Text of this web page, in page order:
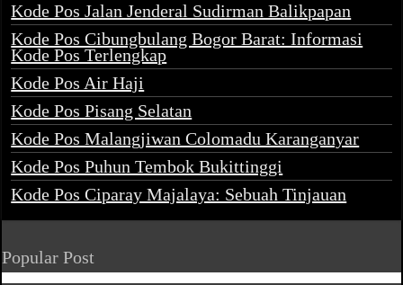
Kode Pos Jalan Jenderal Sudirman Balikpapan
Kode Pos Cibungbulang Bogor Barat: Informasi
Kode Pos Terlengkap
Kode Pos Air Haji
Kode Pos Pisang Selatan
Kode Pos Malangjiwan Colomadu Karanganyar
Kode Pos Puhun Tembok Bukittinggi
Kode Pos Ciparay Majalaya: Sebuah Tinjauan
Popular Post